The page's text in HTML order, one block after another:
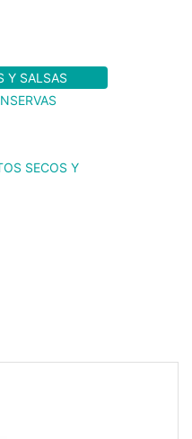
Y SALSAS
SECOS Y